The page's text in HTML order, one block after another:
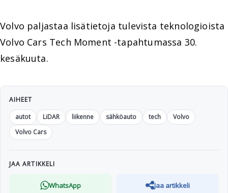
Volvo paljastaa lisätietoja tulevista teknologioista
Volvo Cars Tech Moment -tapahtumassa 30.
kesäkuuta.
AIHEET
autot
LiDAR liikenne sähköauto tech
Volvo
Volvo Cars
JAA ARTIKKELI
WhatsApp Jaa artikkeli